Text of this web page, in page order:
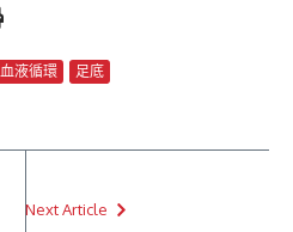
血液循環 足底
Next Article